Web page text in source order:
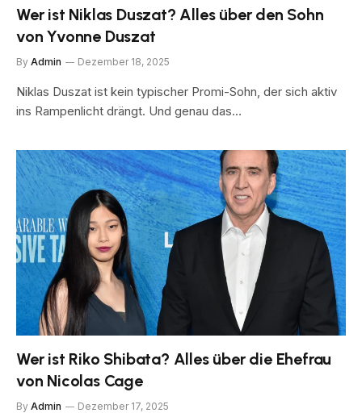
Wer ist Niklas Duszat? Alles über den Sohn
von Yvonne Duszat
By Admin Dezember 18, 2025
Niklas Duszat ist kein typischer Promi-Sohn, der sich aktiv
ins Rampenlicht drängt. Und genau das…
Wer ist Riko Shibata? Alles über die Ehefrau
von Nicolas Cage
By Admin Dezember 17, 2025